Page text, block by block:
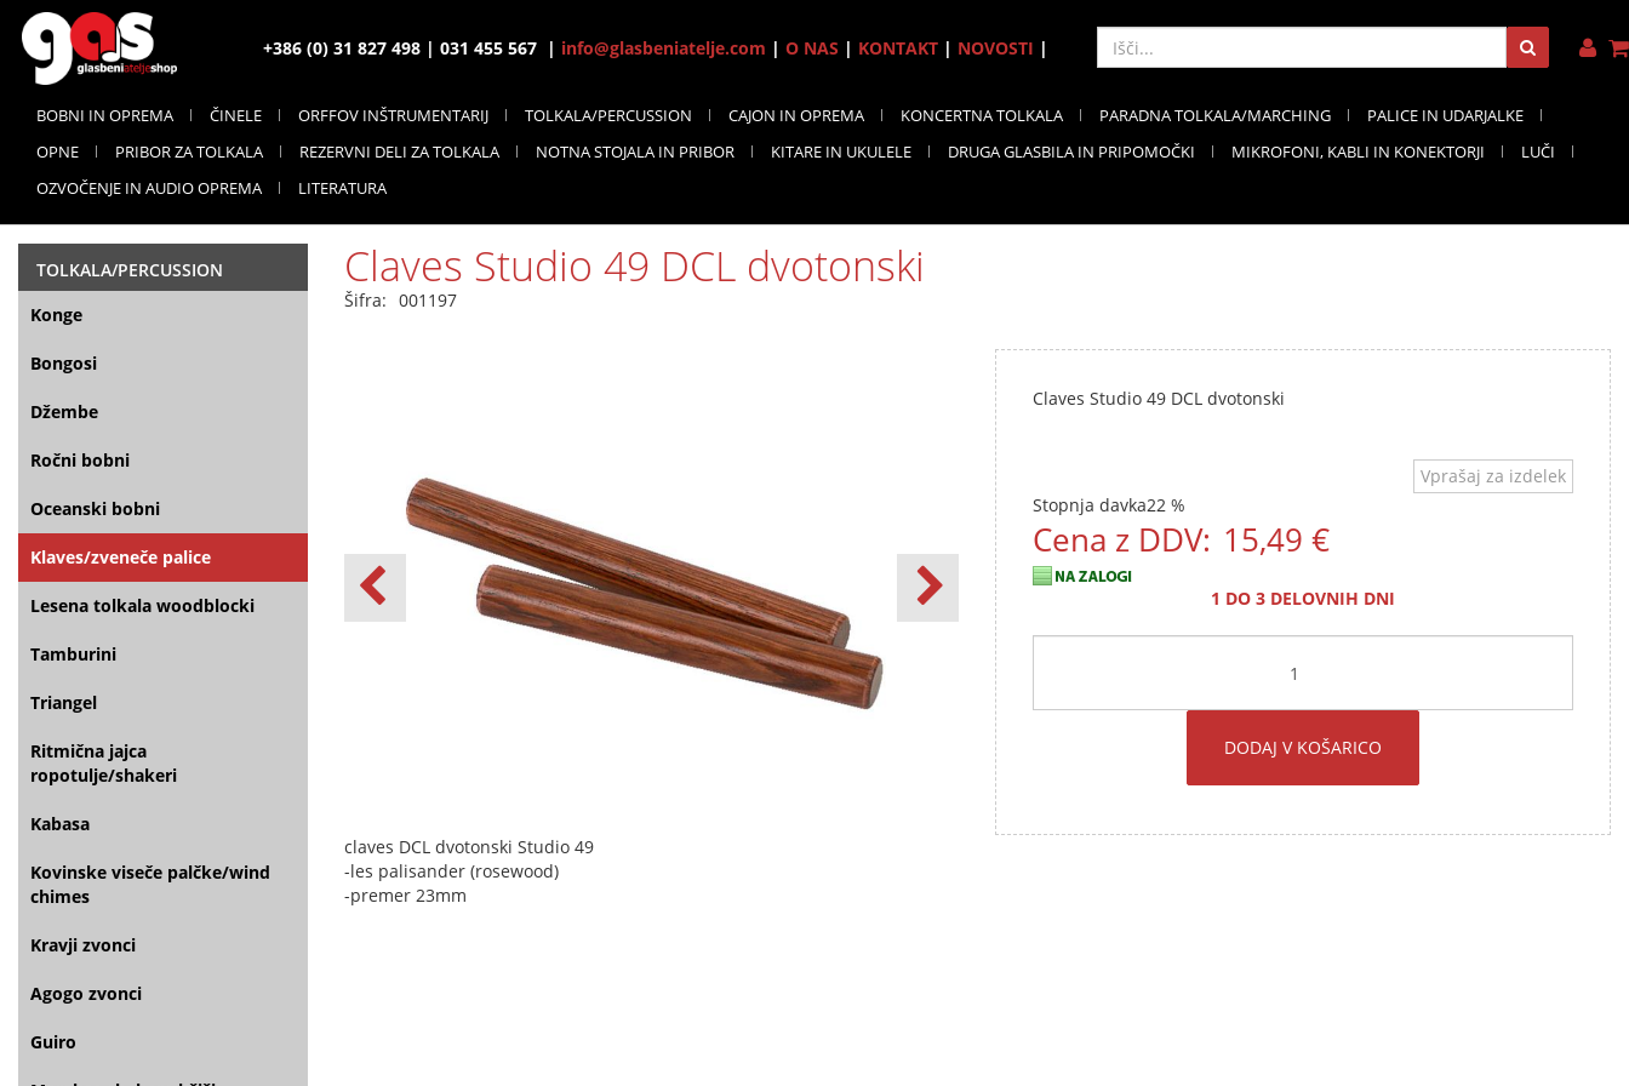
+386 (0) 31 827 498 | 031 455 567 | info@glasbeniatelje.com | O NAS | KONTAKT| NOVOSTI |
BOBNI IN OPREMA ČINELE ORFFOV INŠTRUMENTARIJ TOLKALA/PERCUSSION CAJON IN OPREMA KONCERTNA TOLKALA PARADNA TOLKALA/MARCHING
PALICE IN UDARJALKE
OPNE
PRIBOR ZA TOLKALA REZERVNI DELI ZA TOLKALA NOTNA STOJALA IN PRIBOR KITARE IN UKULELE DRUGA GLASBILA IN PRIPOMOČKI MIKROFONI, KABLI IN KONEKTORJI
LUČI
OZVOČENJE IN AUDIO OPREMA
LITERATURA
TOLKALA/PERCUSSION
Konge
Bongosi
Džembe
Ročni bobni
Oceanski bobni
Klaves/zveneče palice
Lesena tolkala woodblocki
Tamburini
Triangel
Ritmična jajca
ropotulje/shakeri
Kabasa
Kovinske viseče palčke/wind
chimes
Kravji zvonci
Agogo zvonci
Guiro
Claves Studio 49 DCL dvotonski
Šifra: 001197
Claves Studio 49 DCL dvotonski
Vprašaj za izdelek
Stopnja davka22 %
Cena z DDV: 15,49 €
1 DO 3 DELOVNIH DNI
DODAJ V KOŠARICO
claves DCL dvotonski Studio 49
-les palisander (rosewood)
-premer 23mm